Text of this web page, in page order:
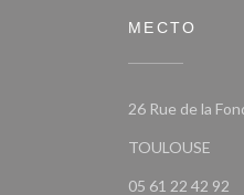
МЕСТО
26 Rue de la
TOULOUSE
05 61 22 42 92